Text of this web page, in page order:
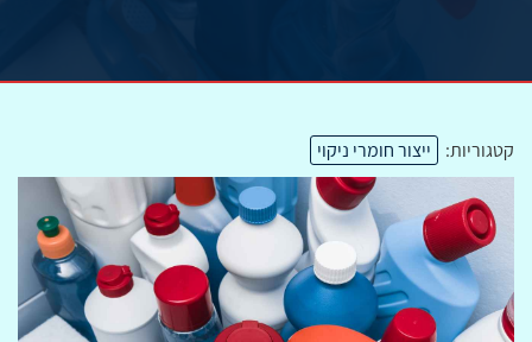
קטגוריות: ייצור חומרי ניקוי